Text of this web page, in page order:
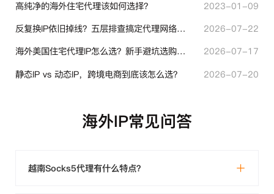
高纯净的海外住宅代理该如何选择？
2023-01-09
反复换IP依旧掉线？五层排查搞定代理网络异常
2026-07-22
海外美国住宅代理IP怎么选？新手避坑选购指南
2026-07-17
静态IP vs 动态IP，跨境电商到底该怎么选？
2026-07-20
海外IP常见问答
越南Socks5代理有什么特点？